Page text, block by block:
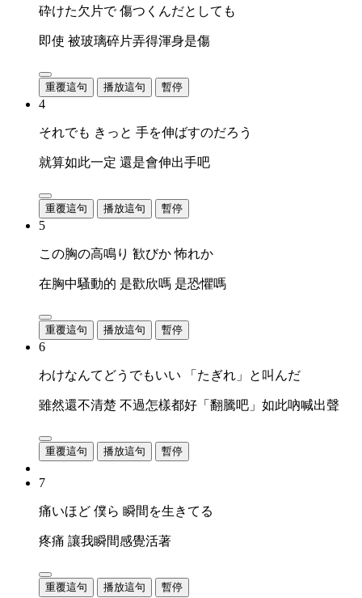
砕けた欠片で 傷つくんだとしても
即使 被玻璃碎片弄得渾身是傷
重覆這句 播放這句 暫停
4
それでも きっと 手を伸ばすのだろう
就算如此一定 還是會伸出手吧
重覆這句 播放這句 暫停
5
この胸の高鳴り 歓びか 怖れか
在胸中騷動的 是歡欣嗎 是恐懼嗎
重覆這句 播放這句 暫停
6
わけなんてどうでもいい 「たぎれ」と叫んだ
雖然還不清楚 不過怎樣都好「翻騰吧」如此吶喊出聲
重覆這句 播放這句 暫停
7
痛いほど 僕ら 瞬間を生きてる
疼痛 讓我瞬間感覺活著
重覆這句 播放這句 暫停